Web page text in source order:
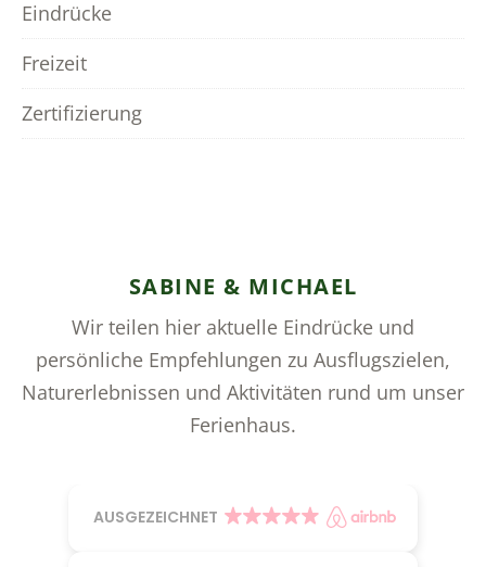
Eindrücke
Freizeit
Zertifizierung
SABINE & MICHAEL
Wir teilen hier aktuelle Eindrücke und
persönliche Empfehlungen zu Ausflugszielen,
Naturerlebnissen und Aktivitäten rund um unser
Ferienhaus.
AUSGEZEICHNET